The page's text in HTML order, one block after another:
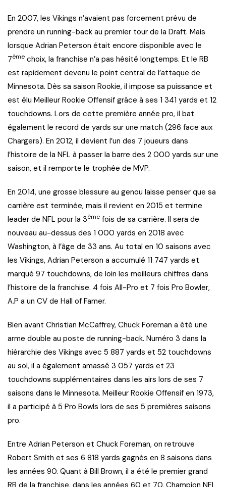
En 2007, les Vikings n’avaient pas forcement prévu de
prendre un running-back au premier tour de la Draft. Mais
lorsque Adrian Peterson était encore disponible avec le
7ème choix, la franchise n’a pas hésité longtemps. Et le RB
est rapidement devenu le point central de l’attaque de
Minnesota. Dès sa saison Rookie, il impose sa puissance et
est élu Meilleur Rookie Offensif grâce à ses 1 341 yards et 12
touchdowns. Lors de cette première année pro, il bat
également le record de yards sur une match (296 face aux
Chargers). En 2012, il devient l’un des 7 joueurs dans
l’histoire de la NFL à passer la barre des 2 000 yards sur une
saison, et il remporte le trophée de MVP.
En 2014, une grosse blessure au genou laisse penser que sa
carrière est terminée, mais il revient en 2015 et termine
leader de NFL pour la 3ème fois de sa carrière. Il sera de
nouveau au-dessus des 1 000 yards en 2018 avec
Washington, à l’âge de 33 ans. Au total en 10 saisons avec
les Vikings, Adrian Peterson a accumulé 11 747 yards et
marqué 97 touchdowns, de loin les meilleurs chiffres dans
l’histoire de la franchise. 4 fois All-Pro et 7 fois Pro Bowler,
A.P a un CV de Hall of Famer.
Bien avant Christian McCaffrey, Chuck Foreman a été une
arme double au poste de running-back. Numéro 3 dans la
hiérarchie des Vikings avec 5 887 yards et 52 touchdowns
au sol, il a également amassé 3 057 yards et 23
touchdowns supplémentaires dans les airs lors de ses 7
saisons dans le Minnesota. Meilleur Rookie Offensif en 1973,
il a participé à 5 Pro Bowls lors de ses 5 premières saisons
pro.
Entre Adrian Peterson et Chuck Foreman, on retrouve
Robert Smith et ses 6 818 yards gagnés en 8 saisons dans
les années 90. Quant à Bill Brown, il a été le premier grand
RB de la franchise, dans les années 60 et 70. Champion NFL